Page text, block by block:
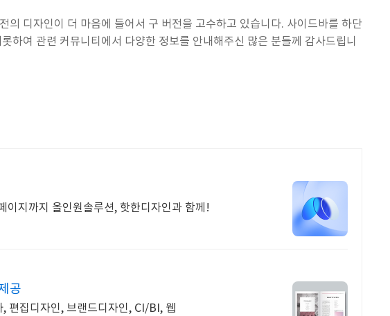
의 디자인이 더 마음에 들어서 구 버전을 고수하고 있습니다. 사이드바를 하단
하여 관련 커뮤니티에서 다양한 정보를 안내해주신 많은 분들께 감사드립니
이지까지 올인원솔루션, 핫한디자인과 함께!
공
편집디자인, 브랜드디자인, CI/BI, 웹